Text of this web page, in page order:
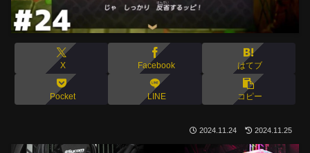
X Facebook はてブ
Pocket LINE コピー
2024.11.24 2024.11.25